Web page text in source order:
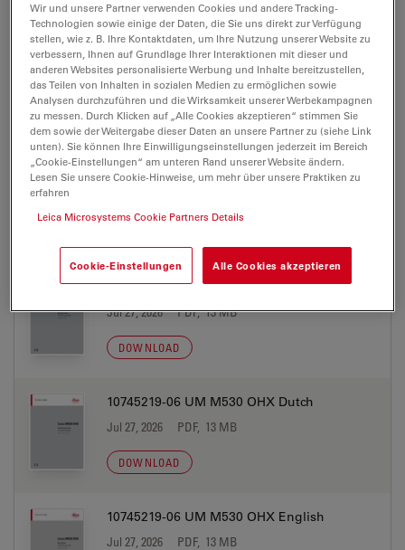
GEBRAUCHSANWEISUNG/IFUS
10745219-06 UM M530 OHX Arabic
Jul 27, 2026 PDF, 13 MB
DOWNLOAD
10745219-06 UM M530 OHX Chinese
10745219-06 UM M530 OHX Danish
Jul 27, 2026 PDF, 13 MB
DOWNLOAD
10745219-06 UM M530 OHX Dutch
Jul 27, 2026 PDF, 13 MB
DOWNLOAD
10745219-06 UM M530 OHX English
Jul 27, 2026 PDF, 13 MB
Wir und unsere Partner verwenden Cookies und andere Tracking-
Technologien sowie einige der Daten, die Sie uns direkt zur Verfügung
stellen, wie z. B. Ihre Kontaktdaten, um Ihre Nutzung unserer Website zu
verbessern, Ihnen auf Grundlage Ihrer Interaktionen mit dieser und
anderen Websites personalisierte Werbung und Inhalte bereitzustellen,
das Teilen von Inhalten in sozialen Medien zu ermöglichen sowie
Analysen durchzuführen und die Wirksamkeit unserer Werbekampagnen
zu messen. Durch Klicken auf „Alle Cookies akzeptieren“ stimmen Sie
dem sowie der Weitergabe dieser Daten an unsere Partner zu (siehe Link
unten). Sie können Ihre Einwilligungseinstellungen jederzeit im Bereich
„Cookie-Einstellungen“ am unteren Rand unserer Website ändern.
Lesen Sie unsere Cookie-Hinweise, um mehr über unsere Praktiken zu
erfahren
Leica Microsystems Cookie Partners Details
Cookie-Einstellungen Alle Cookies akzeptieren